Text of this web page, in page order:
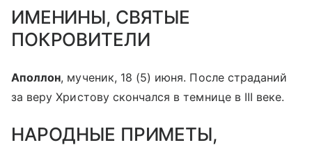
ИМЕНИНЫ, СВЯТЫЕ
ПОКРОВИТЕЛИ
Аполлон, мученик, 18 (5) июня. После страданий
за веру Христову скончался в темнице в III веке.
НАРОДНЫЕ ПРИМЕТЫ,